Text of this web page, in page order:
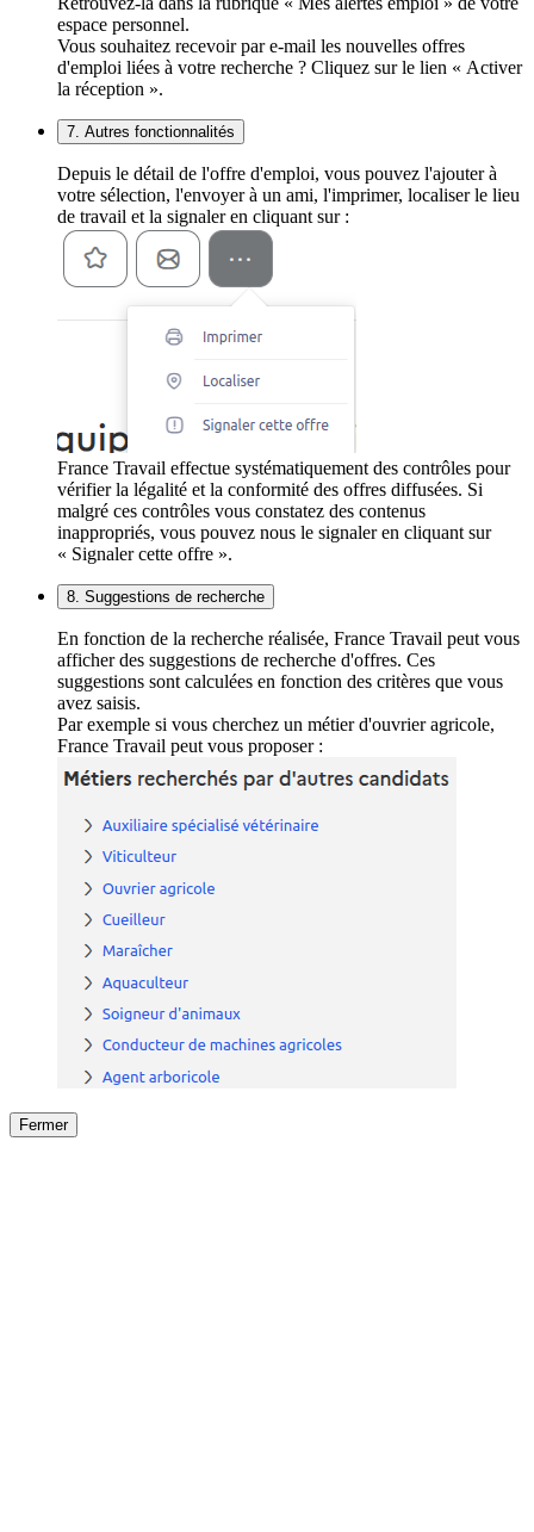
espace personnel.
Vous souhaitez recevoir par e-mail les nouvelles offres
d'emploi liées à votre recherche ? Cliquez sur le lien « Activer
la réception ».
7. Autres fonctionnalités
Depuis le détail de l'offre d'emploi, vous pouvez l'ajouter à
votre sélection, l'envoyer à un ami, l'imprimer, localiser le lieu
de travail et la signaler en cliquant sur :
France Travail effectue systématiquement des contrôles pour
vérifier la légalité et la conformité des offres diffusées. Si
malgré ces contrôles vous constatez des contenus
inappropriés, vous pouvez nous le signaler en cliquant sur
« Signaler cette offre ».
8. Suggestions de recherche
En fonction de la recherche réalisée, France Travail peut vous
afficher des suggestions de recherche d'offres. Ces
suggestions sont calculées en fonction des critères que vous
avez saisis.
Par exemple si vous cherchez un métier d'ouvrier agricole,
France Travail peut vous proposer :
Fermer